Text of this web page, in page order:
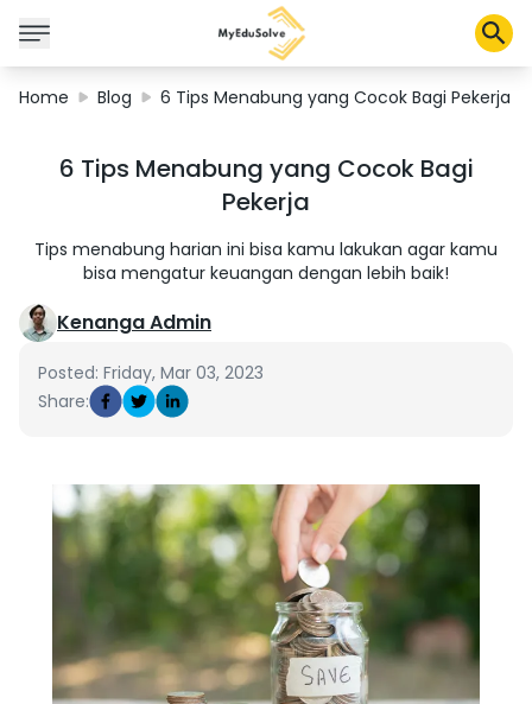
Corporate Solutions
About Us
Home Blog 6 Tips Menabung yang Cocok Bagi Pekerja
6 Tips Menabung yang Cocok Bagi
Pekerja
Tips menabung harian ini bisa kamu lakukan agar kamu
bisa mengatur keuangan dengan lebih baik!
Kenanga Admin
Posted: Friday, Mar 03, 2023
Share: